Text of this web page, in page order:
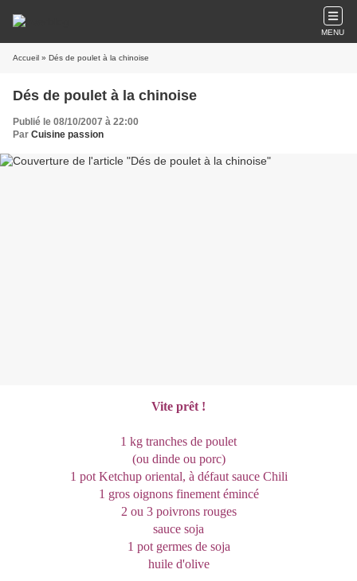
MENU
Accueil » Dés de poulet à la chinoise
Dés de poulet à la chinoise
Publié le 08/10/2007 à 22:00
Par Cuisine passion
Vite prêt !
1 kg tranches de poulet
(ou dinde ou porc)
1 pot Ketchup oriental, à défaut sauce Chili
1 gros oignons finement émincé
2 ou 3 poivrons rouges
sauce soja
1 pot germes de soja
huile d'olive